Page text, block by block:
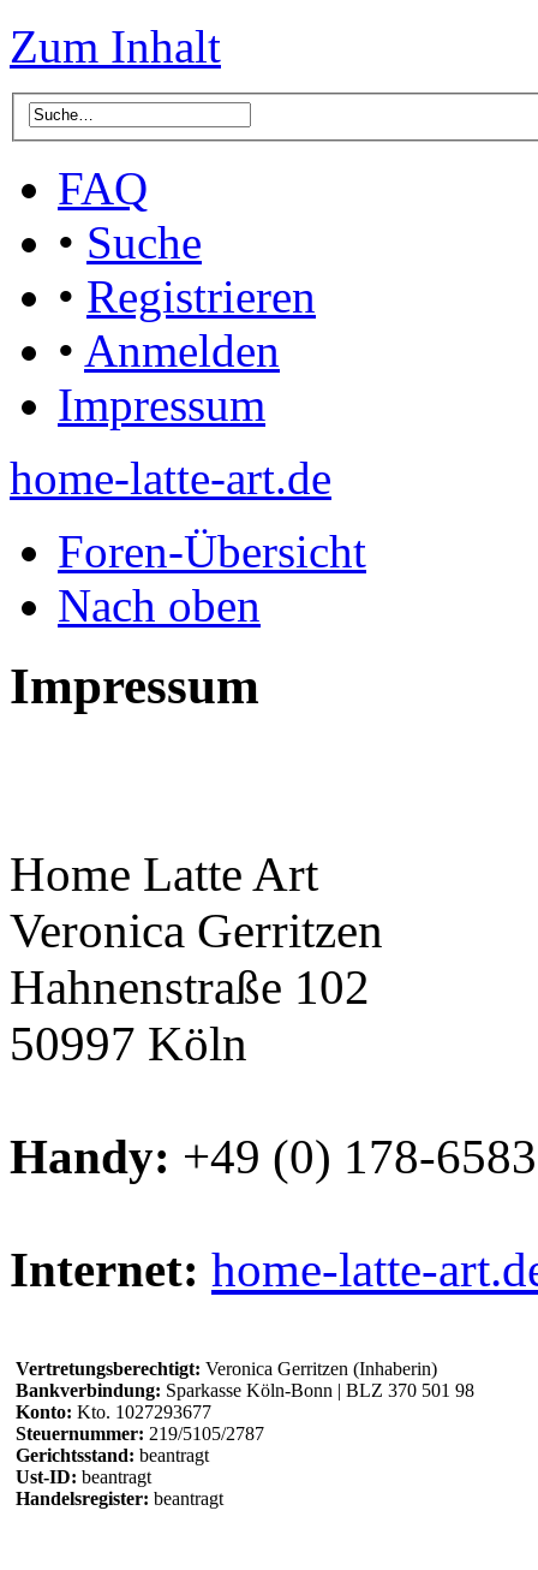
Zum Inhalt
FAQ
• Suche
• Registrieren
• Anmelden
Impressum
home-latte-art.de
Foren-Übersicht
Nach oben
Impressum
Home Latte Art
Veronica Gerritzen
Hahnenstraße 102
50997 Köln
Handy: +49 (0) 178-
Internet: home-latte-
Vertretungsberechtigt: Veronica Gerritzen (Inhaberin)
Bankverbindung: Sparkasse Köln-Bonn | BLZ 370 501 98
Konto: Kto. 1027293677
Steuernummer: 219/5105/2787
Gerichtsstand: beantragt
Ust-ID: beantragt
Handelsregister: beantragt